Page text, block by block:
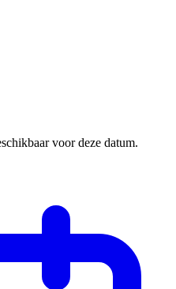
voor deze datum.